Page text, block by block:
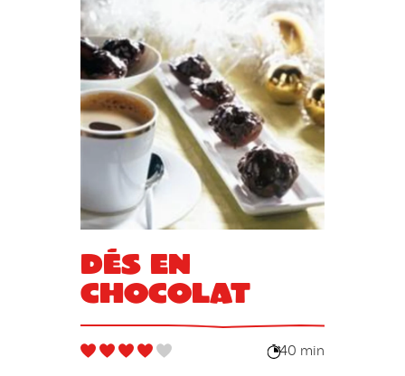
Dés en
chocolat
40 min